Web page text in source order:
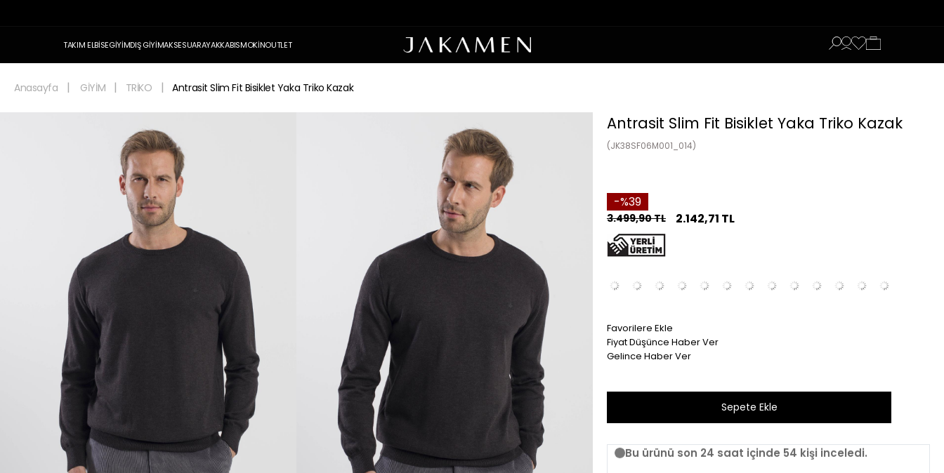
TAKIM ELBİSEGİYİMDIŞ GİYİMAKSESUARAYAKKABISMOKİNOUTLET
Anasayfa GİYİM TRİKO Antrasit Slim Fit Bisiklet Yaka Triko Kazak
Antrasit Slim Fit Bisiklet Yaka Triko Kazak
(JK38SF06M001_014)
39
3.499,90 TL 2.142,71 TL
Favorilere Ekle
Fiyat Düşünce Haber Ver
Gelince Haber Ver